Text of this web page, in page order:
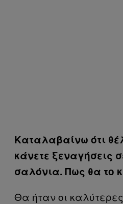
Καταλαβαίνω ότι
κάνετε ξεναγήσεις
σαλόνια. Πως θα το
Θα ήταν οι